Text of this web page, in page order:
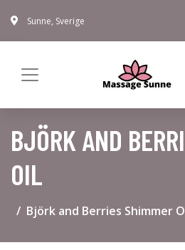
Sunne, Sverige
BJÖRK AND
OIL
Björk and Berries Shimmer